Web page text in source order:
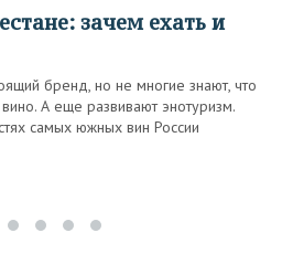
бренд, но не многие знают, что
А еще развивают энотуризм.
самых южных вин России